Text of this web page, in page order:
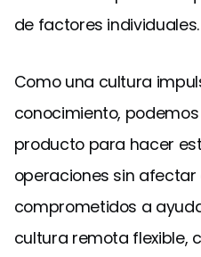
de factores individuales.
Como una cultura
conocimiento,
producto para hacer
operaciones sin
comprometidos a
cultura remota flexible,